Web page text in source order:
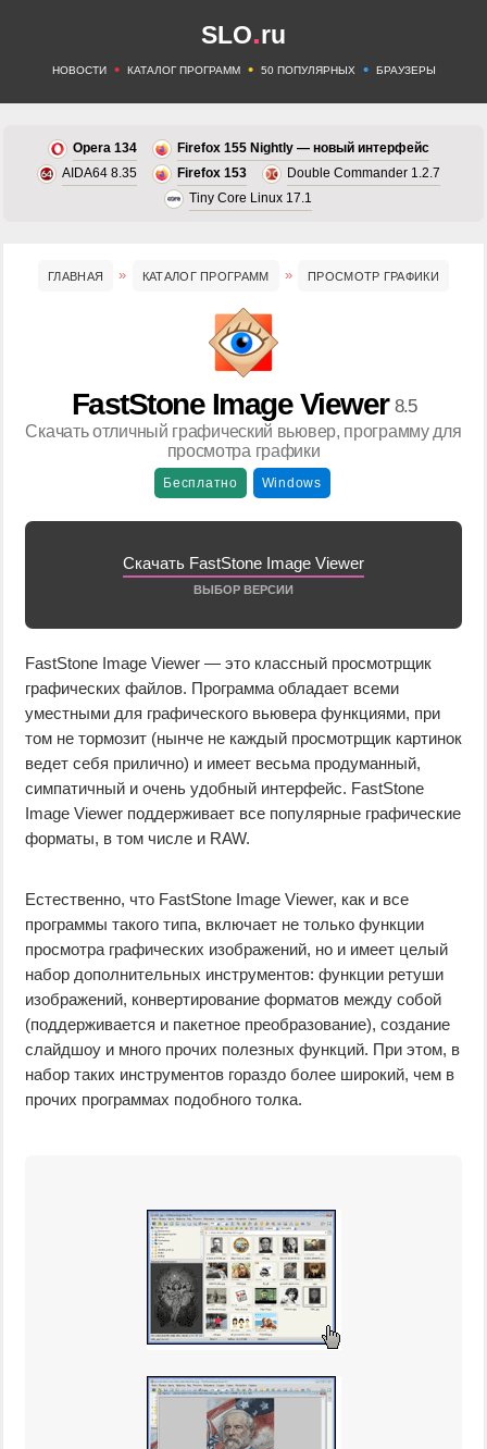
SLO.ru
НОВОСТИ • КАТАЛОГ ПРОГРАММ • 50 ПОПУЛЯРНЫХ • БРАУЗЕРЫ
Opera 134
Firefox 155 Nightly — новый интерфейс
AIDA64 8.35
Firefox 153
Double Commander 1.2.7
Tiny Core Linux 17.1
ГЛАВНАЯ КАТАЛОГ ПРОГРАММ ПРОСМОТР ГРАФИКИ
FastStone Image Viewer 8.5
Скачать отличный графический вьювер, программу для
просмотра графики
Бесплатно Windows
Скачать FastStone Image Viewer
ВЫБОР ВЕРСИИ
FastStone Image Viewer — это классный просмотрщик
графических файлов. Программа обладает всеми
уместными для графического вьювера функциями, при
том не тормозит (нынче не каждый просмотрщик картинок
ведет себя прилично) и имеет весьма продуманный,
симпатичный и очень удобный интерфейс. FastStone
Image Viewer поддерживает все популярные графические
форматы, в том числе и RAW.
Естественно, что FastStone Image Viewer, как и все
программы такого типа, включает не только функции
просмотра графических изображений, но и имеет целый
набор дополнительных инструментов: функции ретуши
изображений, конвертирование форматов между собой
(поддерживается и пакетное преобразование), создание
слайдшоу и много прочих полезных функций. При этом, в
набор таких инструментов гораздо более широкий, чем в
прочих программах подобного толка.